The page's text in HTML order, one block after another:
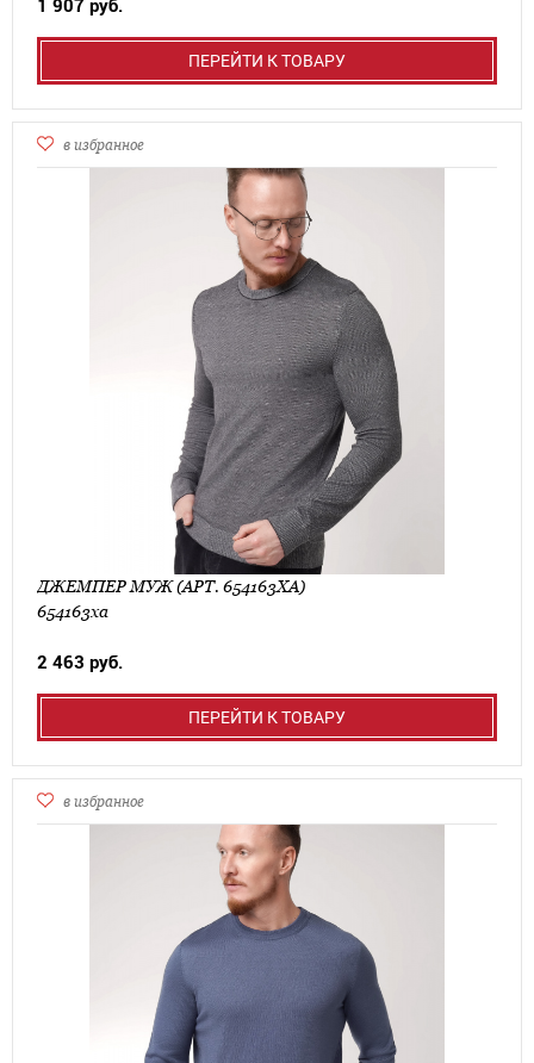
1 907 руб.
ПЕРЕЙТИ К ТОВАРУ
в избранное
ДЖЕМПЕР МУЖ (АРТ. 654163ХА)
654163ха
2 463 руб.
ПЕРЕЙТИ К ТОВАРУ
в избранное